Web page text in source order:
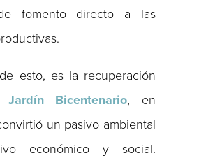
fomento directo a las
esto, es la recuperación
Jardín Bicentenario, en
un pasivo ambiental
económico y social.